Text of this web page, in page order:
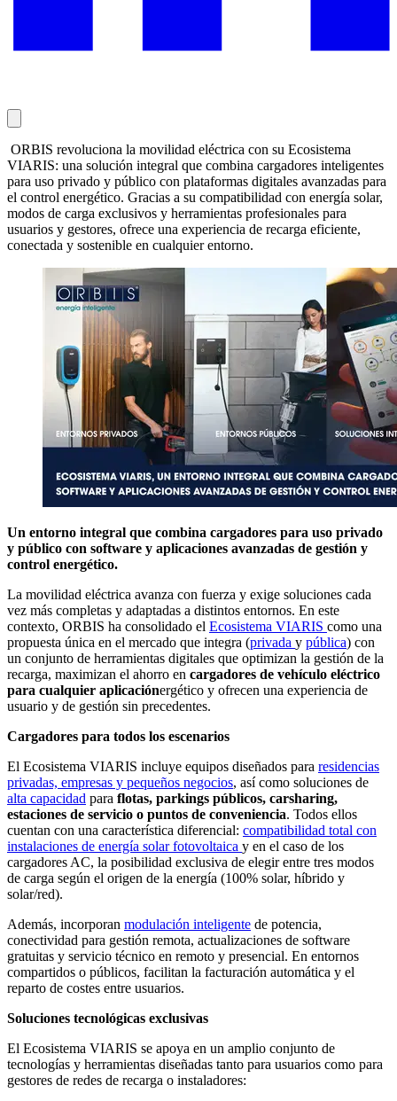
ORBIS revoluciona la movilidad eléctrica con su Ecosistema
VIARIS: una solución integral que combina cargadores inteligentes
para uso privado y público con plataformas digitales avanzadas para
el control energético. Gracias a su compatibilidad con energía solar,
modos de carga exclusivos y herramientas profesionales para
usuarios y gestores, ofrece una experiencia de recarga eficiente,
conectada y sostenible en cualquier entorno.
Un entorno integral que combina cargadores para uso privado
y público con software y aplicaciones avanzadas de gestión y
control energético.
La movilidad eléctrica avanza con fuerza y exige soluciones cada
vez más completas y adaptadas a distintos entornos. En este
contexto, ORBIS ha consolidado el Ecosistema VIARIS como una
propuesta única en el mercado que integra (privada y pública) con
un conjunto de herramientas digitales que optimizan la gestión de la
recarga, maximizan el ahorro en cargadores de vehículo eléctrico
para cualquier aplicaciónergético y ofrecen una experiencia de
usuario y de gestión sin precedentes.
Cargadores para todos los escenarios
El Ecosistema VIARIS incluye equipos diseñados para residencias
privadas, empresas y pequeños negocios, así como soluciones de
alta capacidad para flotas, parkings públicos, carsharing,
estaciones de servicio o puntos de conveniencia. Todos ellos
cuentan con una característica diferencial: compatibilidad total con
instalaciones de energía solar fotovoltaica y en el caso de los
cargadores AC, la posibilidad exclusiva de elegir entre tres modos
de carga según el origen de la energía (100% solar, híbrido y
solar/red).
Además, incorporan modulación inteligente de potencia,
conectividad para gestión remota, actualizaciones de software
gratuitas y servicio técnico en remoto y presencial. En entornos
compartidos o públicos, facilitan la facturación automática y el
reparto de costes entre usuarios.
Soluciones tecnológicas exclusivas
El Ecosistema VIARIS se apoya en un amplio conjunto de
tecnologías y herramientas diseñadas tanto para usuarios como para
gestores de redes de recarga o instaladores: